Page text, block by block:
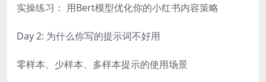
实操练习： 用Bert模型优化你的小红书内容策略
Day 2: 为什么你写的提示词不好用
零样本、少样本、多样本提示的使用场景